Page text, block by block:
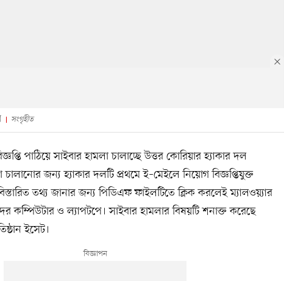
সংগৃহীত
পাঠিয়ে সাইবার হামলা চালাচ্ছে উত্তর কোরিয়ার হ্যাকার দল
চালানোর জন্য হ্যাকার দলটি প্রথমে ই–মেইলে নিয়োগ বিজ্ঞপ্তিযুক্ত
তথ্য জানার জন্য পিডিএফ ফাইলটিতে ক্লিক করলেই ম্যালওয়্যার
কম্পিউটার ও ল্যাপটপে। সাইবার হামলার বিষয়টি শনাক্ত করেছে
ইসেট।